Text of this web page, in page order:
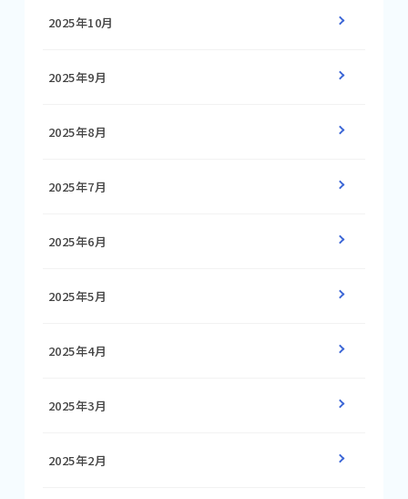
2025年10月
2025年9月
2025年8月
2025年7月
2025年6月
2025年5月
2025年4月
2025年3月
2025年2月